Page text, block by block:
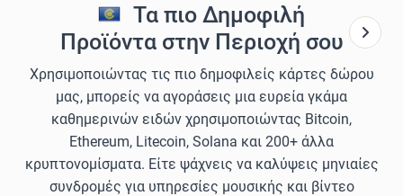
Τα πιο Δημοφιλή
Προϊόντα στην Περιοχή σου
Χρησιμοποιώντας τις πιο δημοφιλείς κάρτες δώρου
μας, μπορείς να αγοράσεις μια ευρεία γκάμα
καθημερινών ειδών χρησιμοποιώντας Bitcoin,
Ethereum, Litecoin, Solana και 200+ άλλα
κρυπτονομίσματα. Είτε ψάχνεις να καλύψεις μηνιαίες
συνδρομές για υπηρεσίες μουσικής και βίντεο